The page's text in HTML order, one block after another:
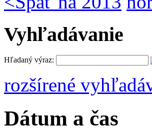
Vyhľadávanie
Hľadaný výraz:
rozšírené
Dátum a čas